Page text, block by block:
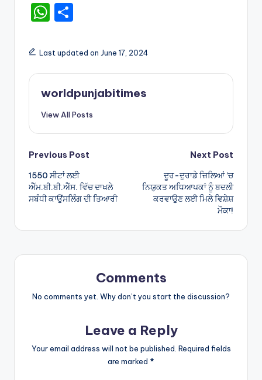
W
a
ts
A
p
ar
e
Last updated on June 17, 2024
worldpunjabitimes
View All Posts
Post
navigation
Previous Post
1550 ਸੀਟਾਂ ਲਈ
ਐੱਮ.ਬੀ.ਬੀ.ਐੱਸ. ਵਿੱਚ ਦਾਖਲੇ
ਸਬੰਧੀ ਕਾਉਂਸਲਿੰਗ ਦੀ ਤਿਆਰੀ
Next Post
ਦੂਰ-ਦੁਰਾਡੇ ਜ਼ਿਲਿਆਂ ’ਚ
ਨਿਯੁਕਤ ਅਧਿਆਪਕਾਂ ਨੂੰ ਬਦਲੀ
ਕਰਵਾਉਣ ਲਈ ਮਿਲੇ ਵਿਸ਼ੇਸ਼
ਮੌਕਾ!
Comments
No comments yet. Why don’t you start the discussion?
Leave a Reply
Your email address will not be published. Required fields
are marked *